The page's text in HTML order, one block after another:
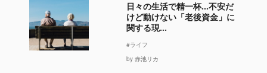
日々の生活で精一杯…不安だ
けど動けない「老後資金」に
関する現...
#ライフ
by 赤池リカ